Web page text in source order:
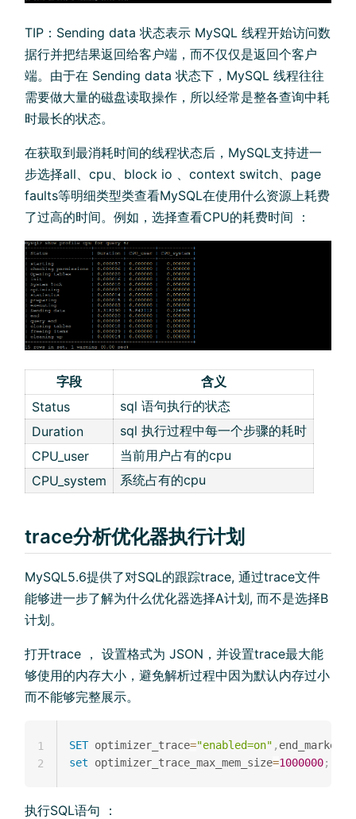
TIP：Sending data 状态表示 MySQL 线程开始访问数
据行并把结果返回给客户端，而不仅仅是返回个客户
端。由于在 Sending data 状态下，MySQL 线程往往
需要做大量的磁盘读取操作，所以经常是整各查询中耗
时最长的状态。
在获取到最消耗时间的线程状态后，MySQL支持进一
步选择all、cpu、block io 、context switch、page
faults等明细类型类查看MySQL在使用什么资源上耗费
了过高的时间。例如，选择查看CPU的耗费时间 ：
字段
含义
Status
sql 语句执行的状态
Duration
sql 执行过程中每一个步骤的耗时
CPU_user
当前用户占有的cpu
CPU_system
系统占有的cpu
trace分析优化器执行计划
MySQL5.6提供了对SQL的跟踪trace, 通过trace文件
能够进一步了解为什么优化器选择A计划, 而不是选择B
计划。
打开trace ， 设置格式为 JSON，并设置trace最大能
够使用的内存大小，避免解析过程中因为默认内存过小
而不能够完整展示。
SET optimizer_trace="enabled=on" ,
set optimizer_trace_max_mem_size=1000000;
1
2
执行SQL语句 ：